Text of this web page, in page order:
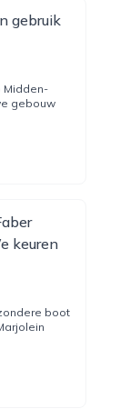
gebruik
Midden-
gebouw
keuren
boot